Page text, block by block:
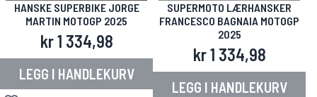
HANSKE SUPERBIKE JORGE
MARTIN MOTOGP 2025
kr 1 334,98
LEGG I HANDLEKURV
SUPERMOTO LÆRHANSKER
FRANCESCO BAGNAIA MOTOGP
2025
kr 1 334,98
LEGG I HANDLEKURV